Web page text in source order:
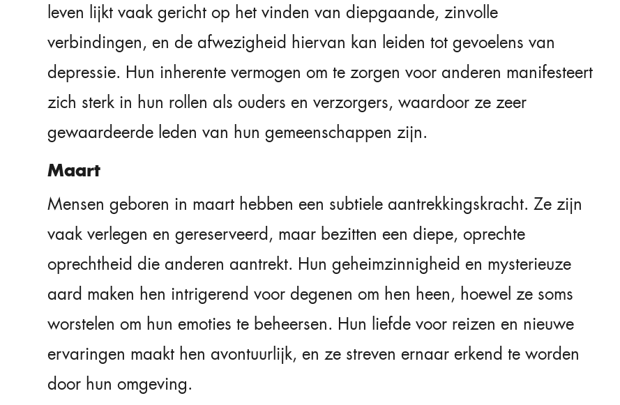
leven lijkt vaak gericht op het vinden van diepgaande, zinvolle
verbindingen, en de afwezigheid hiervan kan leiden tot gevoelens van
depressie. Hun inherente vermogen om te zorgen voor anderen manifesteert
zich sterk in hun rollen als ouders en verzorgers, waardoor ze zeer
gewaardeerde leden van hun gemeenschappen zijn.
Maart
Mensen geboren in maart hebben een subtiele aantrekkingskracht. Ze zijn
vaak verlegen en gereserveerd, maar bezitten een diepe, oprechte
oprechtheid die anderen aantrekt. Hun geheimzinnigheid en mysterieuze
aard maken hen intrigerend voor degenen om hen heen, hoewel ze soms
worstelen om hun emoties te beheersen. Hun liefde voor reizen en nieuwe
ervaringen maakt hen avontuurlijk, en ze streven ernaar erkend te worden
door hun omgeving.